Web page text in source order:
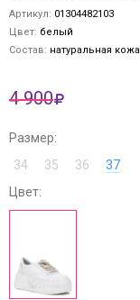
Артикул: 01304482103
Цвет: белый
Состав: натуральная кожа
4 900
Размер:
34
35 36
37
Цвет: